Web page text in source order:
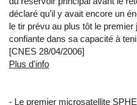
déclaré qu’il y avait encore un
le tir prévu au plus tôt le
confiante dans sa capacité à
[CNES 28/04/2006]
Plus d'info
- Le premier microsatellite